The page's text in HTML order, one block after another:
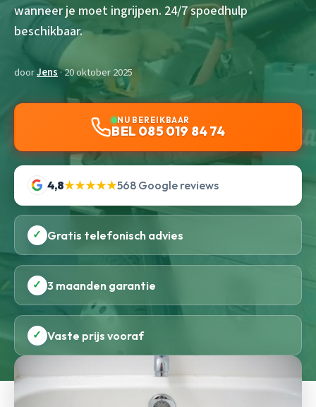
wanneer je moet ingrijpen. 24/7 spoedhulp
beschikbaar.
doorJens· 20 oktober 2025
NU BEREIKBAAR
BEL 085 019 84 74
4,8★★★★★568 Google reviews
✓ Gratis telefonisch advies
✓ 3 maanden garantie
✓ Vaste prijs vooraf